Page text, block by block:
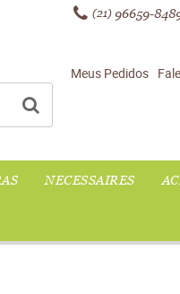
(21) 96659-
Meus Pedidos
NECESSAIRES